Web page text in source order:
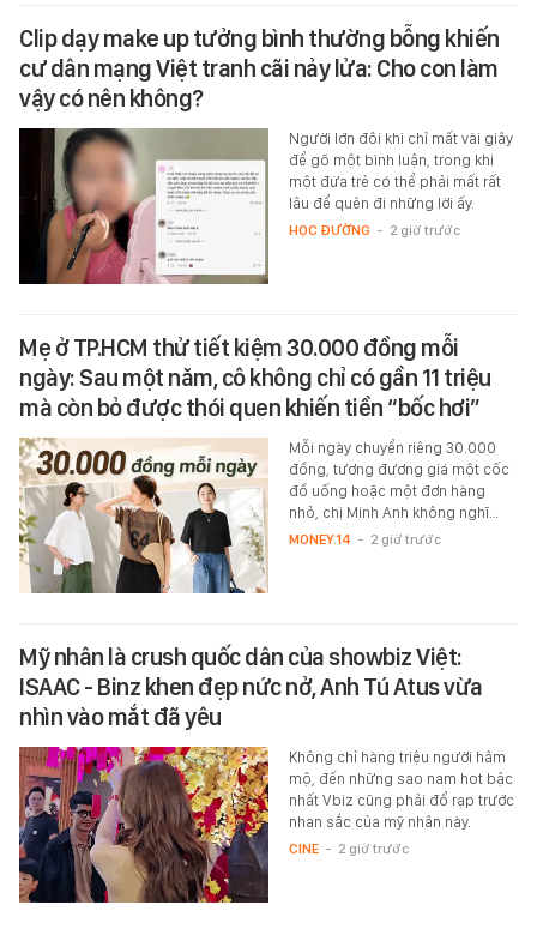
Clip dạy make up tưởng bình thường bỗng khiến
cư dân mạng Việt tranh cãi nảy lửa: Cho con làm
vậy có nên không?
Người lớn đôi khi chỉ mất vài giây
để gõ một bình luận, trong khi
một đứa trẻ có thể phải mất rất
lâu để quên đi những lời ấy.
HỌC ĐƯỜNG - 2 giờ trước
Mẹ ở TP.HCM thử tiết kiệm 30.000 đồng mỗi
ngày: Sau một năm, cô không chỉ có gần 11 triệu
mà còn bỏ được thói quen khiến tiền “bốc hơi”
Mỗi ngày chuyển riêng 30.000
đồng, tương đương giá một cốc
đồ uống hoặc một đơn hàng
nhỏ, chị Minh Anh không nghĩ…
MONEY.14 - 2 giờ trước
Mỹ nhân là crush quốc dân của showbiz Việt:
ISAAC - Binz khen đẹp nức nở, Anh Tú Atus vừa
nhìn vào mắt đã yêu
Không chỉ hàng triệu người hâm
mộ, đến những sao nam hot bậc
nhất Vbiz cũng phải đổ rạp trước
nhan sắc của mỹ nhân này.
CINE - 2 giờ trước